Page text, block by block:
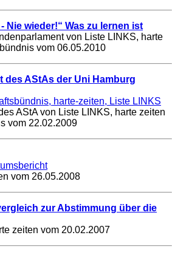
Nie wieder!“ Was zu lernen ist
von Liste LINKS, harte
vom 06.05.2010
des AStAs der Uni Hamburg
harte-zeiten, Liste LINKS
AStA von Liste LINKS, harte zeiten
vom 22.02.2009
vom 26.05.2008
zur Abstimmung über die
zeiten vom 20.02.2007